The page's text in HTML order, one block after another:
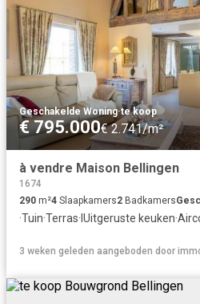
Geschakelde Woning·te koop
€ 795.000€ 2.741/m²
à vendre Maison Bellingen
1674
290 m²4 Slaapkamers2 Badkamers
·Tuin·Terras· IUitgeruste keuken·
3 weken geleden aangeboden door